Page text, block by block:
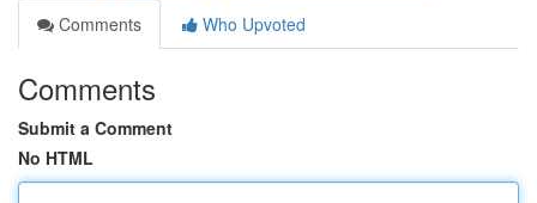
Comments
Who Upvoted
Comments
Submit a Comment
No HTML